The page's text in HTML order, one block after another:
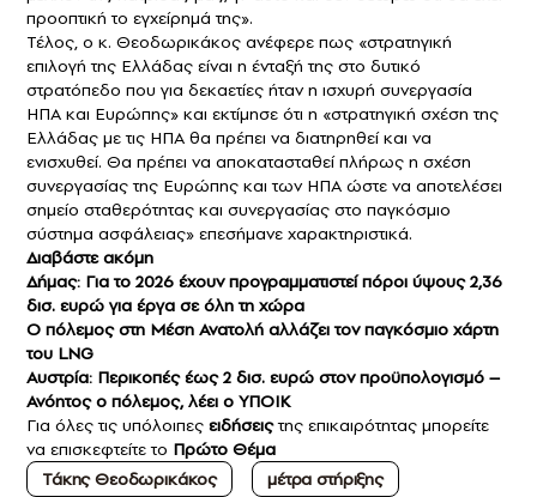
προοπτική το εγχείρημά της».
Τέλος, ο κ. Θεοδωρικάκος ανέφερε πως «στρατηγική
επιλογή της Ελλάδας είναι η ένταξή της στο δυτικό
στρατόπεδο που για δεκαετίες ήταν η ισχυρή συνεργασία
ΗΠΑ και Ευρώπης» και εκτίμησε ότι η «στρατηγική σχέση της
Ελλάδας με τις ΗΠΑ θα πρέπει να διατηρηθεί και να
ενισχυθεί. Θα πρέπει να αποκατασταθεί πλήρως η σχέση
συνεργασίας της Ευρώπης και των ΗΠΑ ώστε να αποτελέσει
σημείο σταθερότητας και συνεργασίας στο παγκόσμιο
σύστημα ασφάλειας» επεσήμανε χαρακτηριστικά.
Διαβάστε ακόμη
Δήμας: Για το 2026 έχουν προγραμματιστεί πόροι ύψους 2,36
δισ. ευρώ για έργα σε όλη τη χώρα
O πόλεμος στη Μέση Ανατολή αλλάζει τον παγκόσμιο χάρτη
του LNG
Αυστρία: Περικοπές έως 2 δισ. ευρώ στον προϋπολογισμό –
Ανόητος ο πόλεμος, λέει ο ΥΠΟΙΚ
Για όλες τις υπόλοιπες ειδήσειςτης επικαιρότητας μπορείτε
να επισκεφτείτε το Πρώτο Θέμα
Τάκης Θεοδωρικάκος
μέτρα στήριξης